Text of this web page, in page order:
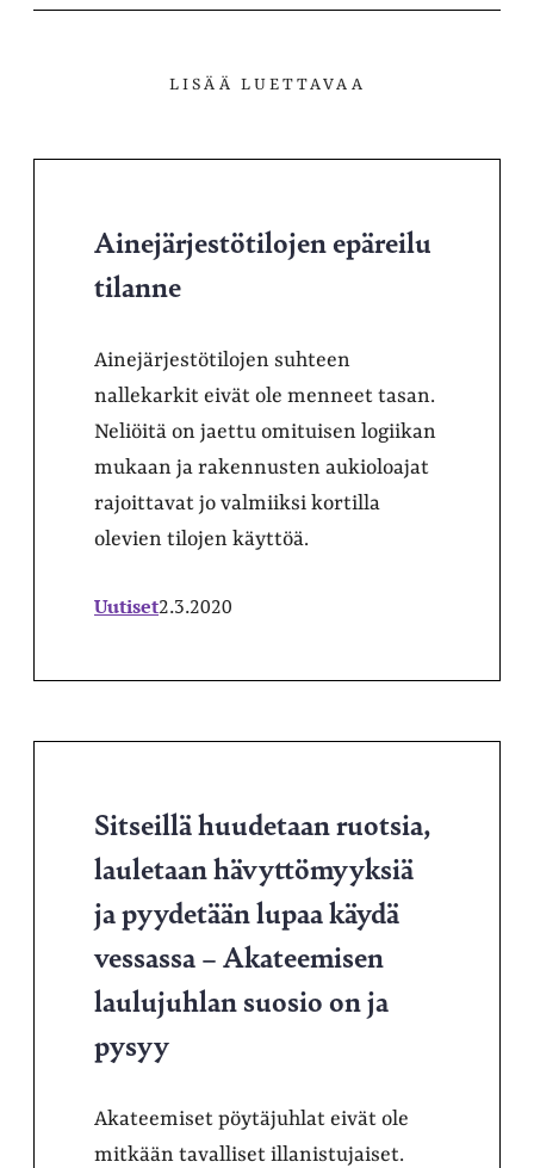
LISÄÄ LUETTAVAA
Ainejärjestötilojen epäreilu
tilanne
Ainejärjestötilojen suhteen
nallekarkit eivät ole menneet tasan.
Neliöitä on jaettu omituisen logiikan
mukaan ja rakennusten aukioloajat
rajoittavat jo valmiiksi kortilla
olevien tilojen käyttöä.
Uutiset2.3.2020
Sitseillä huudetaan ruotsia,
lauletaan hävyttömyyksiä
ja pyydetään lupaa käydä
vessassa – Akateemisen
laulujuhlan suosio on ja
pysyy
Akateemiset pöytäjuhlat eivät ole
mitkään tavalliset illanistujaiset.